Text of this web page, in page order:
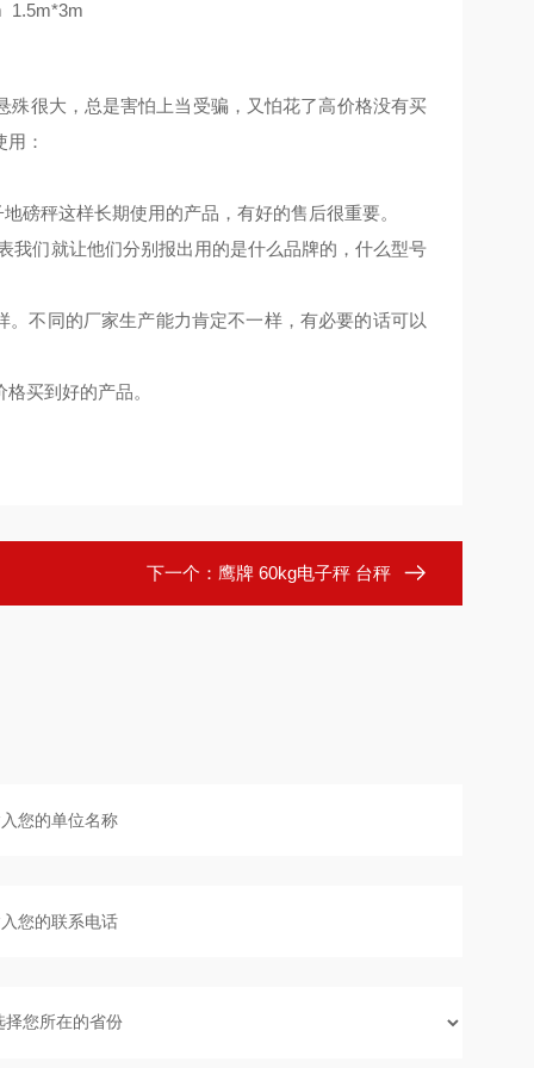
1.5m*3m
很大，总是害怕上当受骗，又怕花了高价格没有买
：
秤这样长期使用的产品，有好的售后很重要。
们就让他们分别报出用的是什么品牌的，什么型号
不同的厂家生产能力肯定不一样，有必要的话可以
买到好的产品。
下一个： 鹰牌 60kg电子秤 台秤